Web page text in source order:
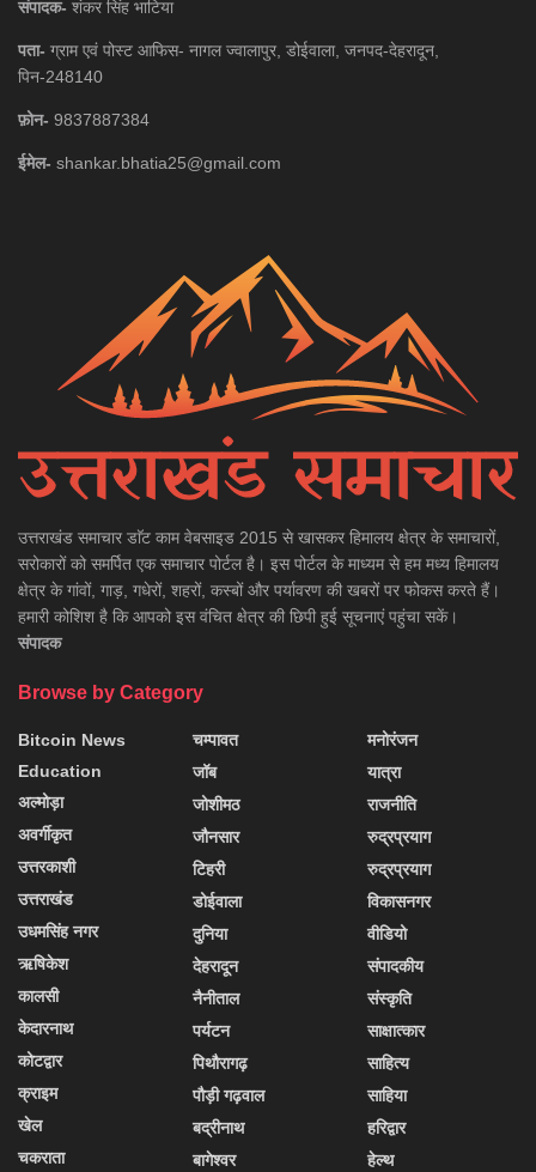
संपादक- शंकर सिंह भाटिया
पता- ग्राम एवं पोस्ट आफिस- नागल ज्वालापुर, डोईवाला, जनपद-देहरादून,
पिन-248140
फ़ोन- 9837887384
ईमेल- shankar.bhatia25@gmail.com
उत्तराखंड समाचार डाॅट काम वेबसाइड 2015 से खासकर हिमालय क्षेत्र के समाचारों,
सरोकारों को समर्पित एक समाचार पोर्टल है। इस पोर्टल के माध्यम से हम मध्य हिमालय
क्षेत्र के गांवों, गाड़, गधेरों, शहरों, कस्बों और पर्यावरण की खबरों पर फोकस करते हैं।
हमारी कोशिश है कि आपको इस वंचित क्षेत्र की छिपी हुई सूचनाएं पहुंचा सकें।
संपादक
Browse by Category
Bitcoin News
Education
अल्मोड़ा
अवर्गीकृत
उत्तरकाशी
उत्तराखंड
उधमसिंह नगर
ऋषिकेश
कालसी
केदारनाथ
कोटद्वार
क्राइम
खेल
चकराता
चम्पावत
जॉब
जोशीमठ
जौनसार
टिहरी
डोईवाला
दुनिया
देहरादून
नैनीताल
पर्यटन
पिथौरागढ़
पौड़ी गढ़वाल
बद्रीनाथ
बागेश्वर
मनोरंजन
यात्रा
राजनीति
रुद्रप्रयाग
रुद्रप्रयाग
विकासनगर
वीडियो
संपादकीय
संस्कृति
साक्षात्कार
साहित्य
साहिया
हरिद्वार
हेल्थ